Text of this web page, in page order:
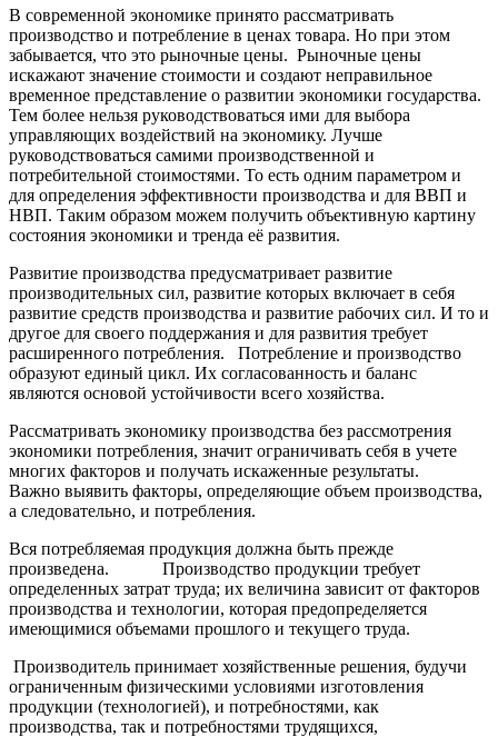
В современной экономике принято рассматривать
производство и потребление в ценах товара. Но при этом
забывается, что это рыночные цены. Рыночные цены
искажают значение стоимости и создают неправильное
временное представление о развитии экономики государства.
Тем более нельзя руководствоваться ими для выбора
управляющих воздействий на экономику. Лучше
руководствоваться самими производственной и
потребительной стоимостями. То есть одним параметром и
для определения эффективности производства и для ВВП и
НВП. Таким образом можем получить объективную картину
состояния экономики и тренда её развития.
Развитие производства предусматривает развитие
производительных сил, развитие которых включает в себя
развитие средств производства и развитие рабочих сил. И то и
другое для своего поддержания и для развития требует
расширенного потребления. Потребление и производство
образуют единый цикл. Их согласованность и баланс
являются основой устойчивости всего хозяйства.
Рассматривать экономику производства без рассмотрения
экономики потребления, значит ограничивать себя в учете
многих факторов и получать искаженные результаты.
Важно выявить факторы, определяющие объем производства,
а следовательно, и потребления.
Вся потребляемая продукция должна быть прежде
произведена. Производство продукции требует
определенных затрат труда; их величина зависит от факторов
производства и технологии, которая предопределяется
имеющимися объемами прошлого и текущего труда.
Производитель принимает хозяйственные решения, будучи
ограниченным физическими условиями изготовления
продукции (технологией), и потребностями, как
производства, так и потребностями трудящихся,